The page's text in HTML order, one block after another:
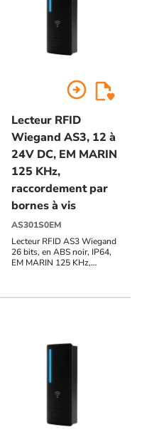
arrow_circle_right
Lecteur RFID
Wiegand AS3, 12 à
24V DC, EM MARIN
125 KHz,
raccordement par
bornes à vis
AS301S0EM
Lecteur RFID AS3 Wiegand
26 bits, en ABS noir, IP64,
EM MARIN 125 KHz,
d'état et buzzer pilotables